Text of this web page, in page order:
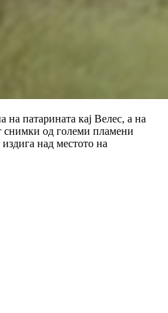
на патарината кај Велес, а на
снимки од големи пламени
над местото на